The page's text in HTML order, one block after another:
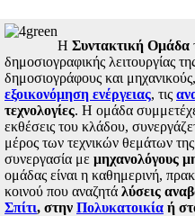
Η Συντακτική Ομάδα
δημοσιογραφικής λειτουργίας
δημοσιογράφους και
εξοικονόμηση ενέργειας, τις
τεχνολογίες. Η ομάδα
εκθέσεις του κλάδου,
μέρος των τεχνικών θεμάτων
συνεργασία με μηχανολόγους
ομάδας είναι η καθημερινή,
κοινού που αναζητά λύσεις
Σπίτι, στην Πολυκατοικία ή